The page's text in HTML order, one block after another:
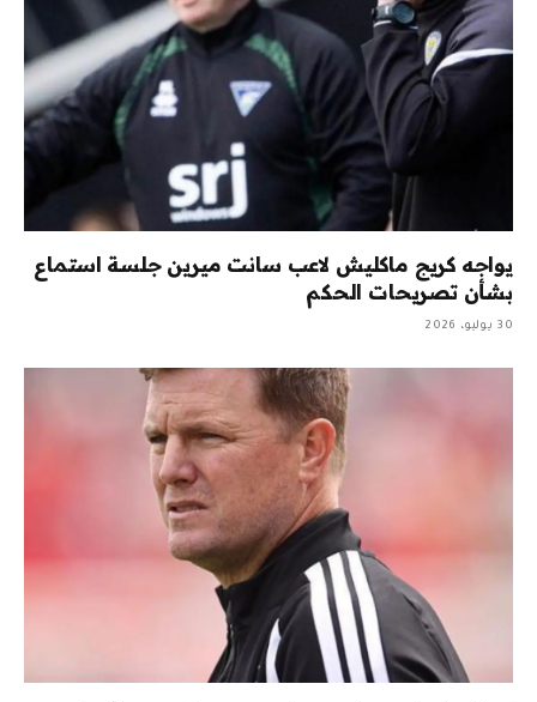
يواجه كريج ماكليش لاعب سانت ميرين جلسة استماع
بشأن تصريحات الحكم
30 يوليو، 2026